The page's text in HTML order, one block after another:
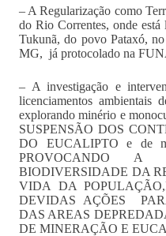
– A Regularização como
do Rio Correntes, onde
Tukunã, do povo Pataxó,
MG, já protocolado na
– A investigação e
licenciamentos ambientais
explorando minério e
SUSPENSÃO DOS
DO EUCALIPTO e de
PROVOCANDO A
BIODIVERSIDADE DA
VIDA DA
DEVIDAS AÇÕES
DAS AREAS
DE MINERAÇÃO E